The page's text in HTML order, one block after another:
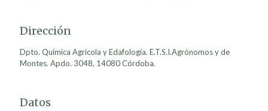
Dirección
Dpto. Química Agrícola y Edafología. E.T.S.I.Agrónomos y de
Montes. Apdo. 3048, 14080 Córdoba.
Datos